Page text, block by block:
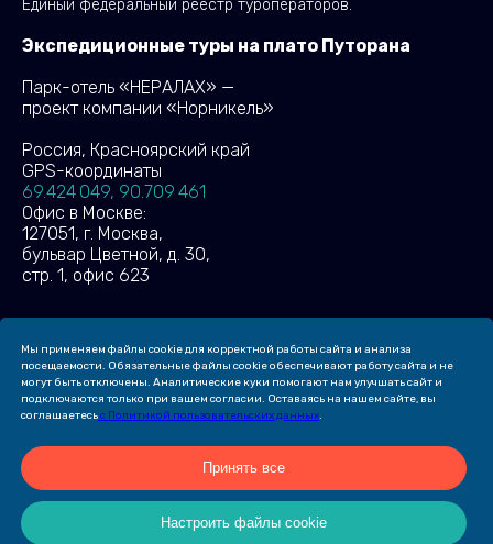
Единый федеральный реестр туроператоров.
Экспедиционные туры на плато Путорана
Парк-отель «НЕРАЛАХ» —
проект компании «Норникель»
Россия, Красноярский край
GPS-координаты
69.424 049, 90.709 461
Офис в Москве:
127051, г. Москва,
бульвар Цветной, д. 30,
стр. 1, офис 623
(c) 2026 ПАРК-ОТЕЛЬ «НЕРАЛАХ»
Создание сайта Leto. Website
Продвижение сайта —
компания «Пиксель Плюс»
Мы применяем файлы cookie для корректной работы сайта и анализа
посещаемости. Обязательные файлы cookie обеспечивают работу сайта и не
могут быть отключены. Аналитические куки помогают нам улучшать сайт и
подключаются только при вашем согласии. Оставаясь на нашем сайте, вы
соглашаетесьс Политикой пользовательских данных.
Принять все
Настроить файлы cookie